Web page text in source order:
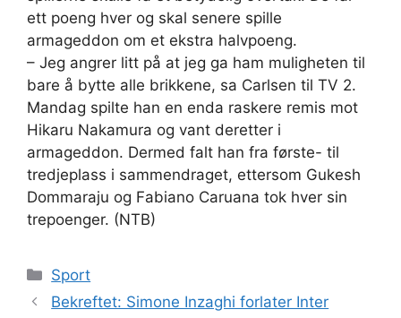
ett poeng hver og skal senere spille
armageddon om et ekstra halvpoeng.
– Jeg angrer litt på at jeg ga ham muligheten til
bare å bytte alle brikkene, sa Carlsen til TV 2.
Mandag spilte han en enda raskere remis mot
Hikaru Nakamura og vant deretter i
armageddon. Dermed falt han fra første- til
tredjeplass i sammendraget, ettersom Gukesh
Dommaraju og Fabiano Caruana tok hver sin
trepoenger. (NTB)
Kategorier
Sport
Bekreftet: Simone Inzaghi forlater Inter